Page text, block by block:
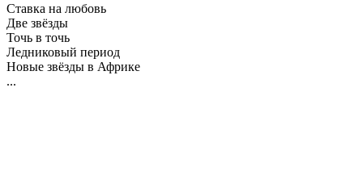
Ставка на любовь
Две звёзды
Точь в точь
Ледниковый период
Новые звёзды в Африке
...